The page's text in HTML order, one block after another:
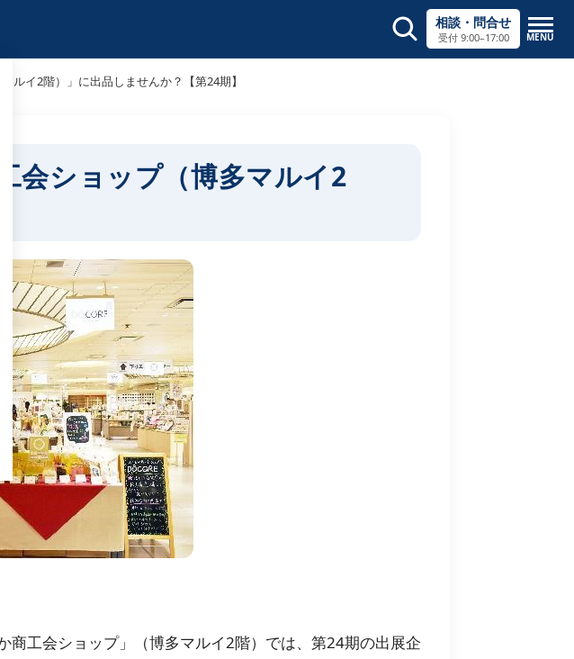
相談・問合せ
受付 9:00–17:00 MENU
ルイ2階）」に出品しませんか？【第24期】
会ショップ（博多マルイ2
工会ショップ」（博多マルイ2階）では、第24期の出展企